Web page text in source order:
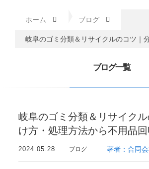
ホーム ブログ
岐阜のゴミ分類＆リサイクルのコツ｜
ブログ一覧
岐阜のゴミ分類＆リサイク
け方・処理方法から不用品
2024.05.28 ブログ 著者：合同